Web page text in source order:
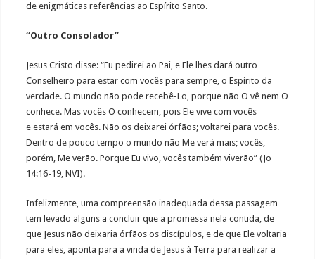
de enigmáticas referências ao Espírito Santo.
“Outro Consolador”
Jesus Cristo disse: “Eu pedirei ao Pai, e Ele lhes dará outro
Conselheiro para estar com vocês para sempre, o Espírito da
verdade. O mundo não pode recebê-Lo, porque não O vê nem O
conhece. Mas vocês O conhecem, pois Ele vive com vocês
e estará em vocês. Não os deixarei órfãos; voltarei para vocês.
Dentro de pouco tempo o mundo não Me verá mais; vocês,
porém, Me verão. Porque Eu vivo, vocês também viverão” (Jo
14:16-19, NVI).
Infelizmente, uma compreensão inadequada dessa passagem
tem levado alguns a concluir que a promessa nela contida, de
que Jesus não deixaria órfãos os discípulos, e de que Ele voltaria
para eles, aponta para a vinda de Jesus à Terra para realizar a